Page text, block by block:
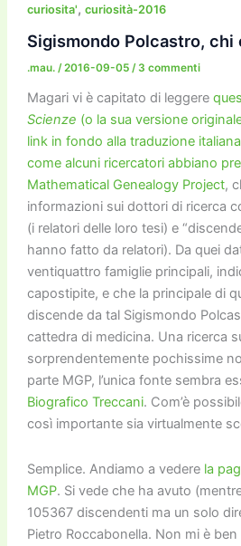
b
o
o
k
o
curiosita', curiosità-2016
Sigismondo Polcastro, chi
.mau. /2016-09-05 / 3 commenti
Magari vi è capitato di leggere
Scienze (o la sua versione
link in fondo alla traduzione
come alcuni ricercatori abbiano
Mathematical Genealogy Project,
informazioni sui dottori di ricerca
(i relatori delle loro tesi) e
hanno fatto da relatori). Da quei
ventiquattro famiglie principali,
capostipite, e che la principale di
discende da tal Sigismondo
cattedra di medicina. Una ricerca
sorprendentemente pochissime
parte MGP, l’unica fonte sembra
Biografico Treccani. Com’è
così importante sia virtualmente
Semplice. Andiamo a vedere la
MGP. Si vede che ha avuto
105367 discendenti ma un solo
Pietro Roccabonella. Non mi è